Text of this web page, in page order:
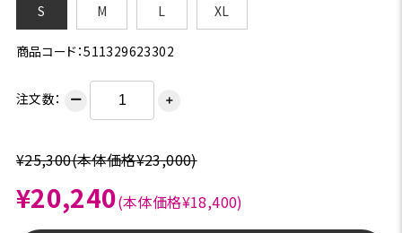
S
M L XL
商品コード：511329623302
注文数： ー ＋
¥25,300(本体価格¥23,000)
¥20,240(本体価格¥18,400)